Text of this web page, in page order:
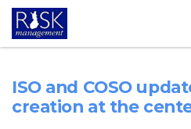
ISO and COSO
creation at the